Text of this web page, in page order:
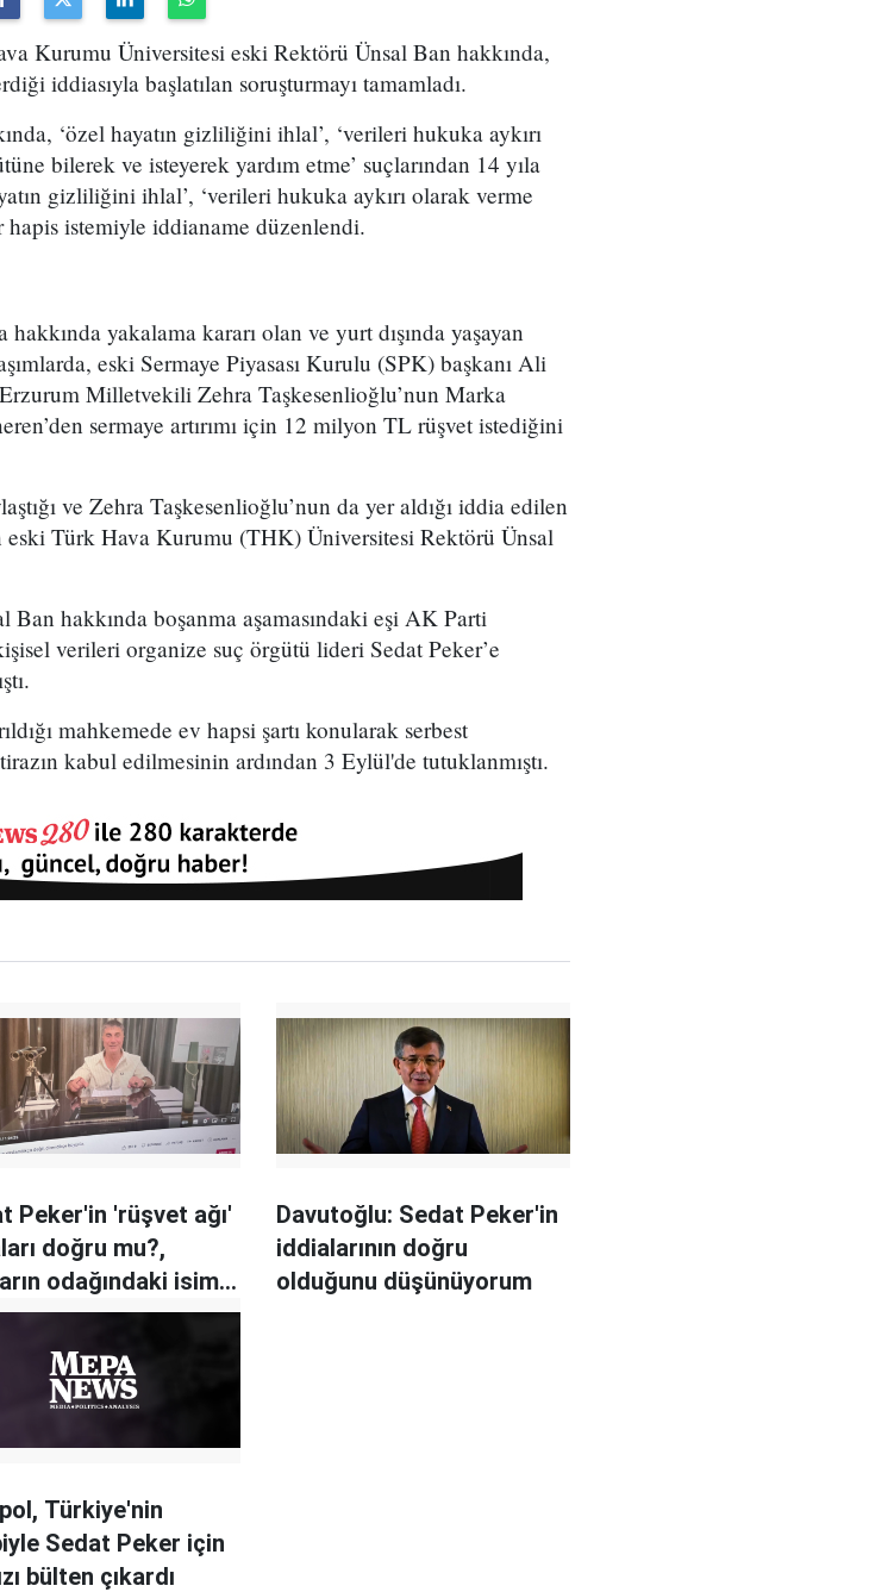
Kurumu Üniversitesi eski Rektörü Ünsal Ban hakkında,
iddiasıyla başlatılan soruşturmayı tamamladı.
‘özel hayatın gizliliğini ihlal’, ‘verileri hukuka aykırı
bilerek ve isteyerek yardım etme’ suçlarından 14 yıla
gizliliğini ihlal’, ‘verileri hukuka aykırı olarak verme
hapis istemiyle iddianame düzenlendi.
yakalama kararı olan ve yurt dışında yaşayan
eski Sermaye Piyasası Kurulu (SPK) başkanı Ali
Milletvekili Zehra Taşkesenlioğlu’nun Marka
sermaye artırımı için 12 milyon TL rüşvet istediğini
ve Zehra Taşkesenlioğlu’nun da yer aldığı iddia edilen
Türk Hava Kurumu (THK) Üniversitesi Rektörü Ünsal
Ban hakkında boşanma aşamasındaki eşi AK Parti
verileri organize suç örgütü lideri Sedat Peker’e
mahkemede ev hapsi şartı konularak serbest
itirazın kabul edilmesinin ardından 3 Eylül'de tutuklanmıştı.
Peker'in 'rüşvet ağı'
doğru mu?,
odağındaki isim
Davutoğlu: Sedat Peker'in
iddialarının doğru
olduğunu düşünüyorum
Türkiye'nin
Sedat Peker için
bülten çıkardı